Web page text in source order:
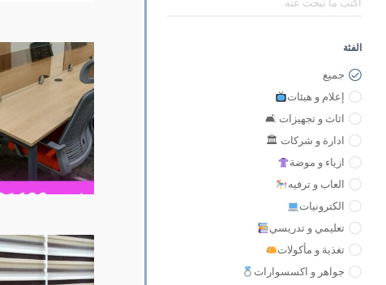
الفئة
جميع
إعلام و هيئات
اثاث و تجهيزات 🛋
ادارة و شركات 🏛
ازياء و موضة
العاب و ترفيه
الكترونيات
تعليمي و تدريسي
تغذية و مأكولات
جواهر و اكسسوارات